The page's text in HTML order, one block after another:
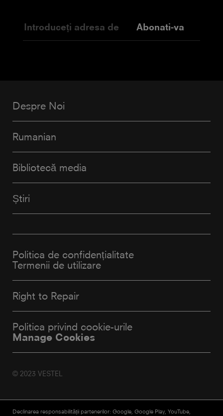
Abonati-va
Despre Noi
Rumanian
Bibliotecă media
Știri
Politica de confidențialitate
Termenii de utilizare
Right to Repair
Politica privind cookie-urile
Manage Cookies
© 2023 VESTEL
Declinarea responsabilității partenerilor: Google, Google Play, YouTube,